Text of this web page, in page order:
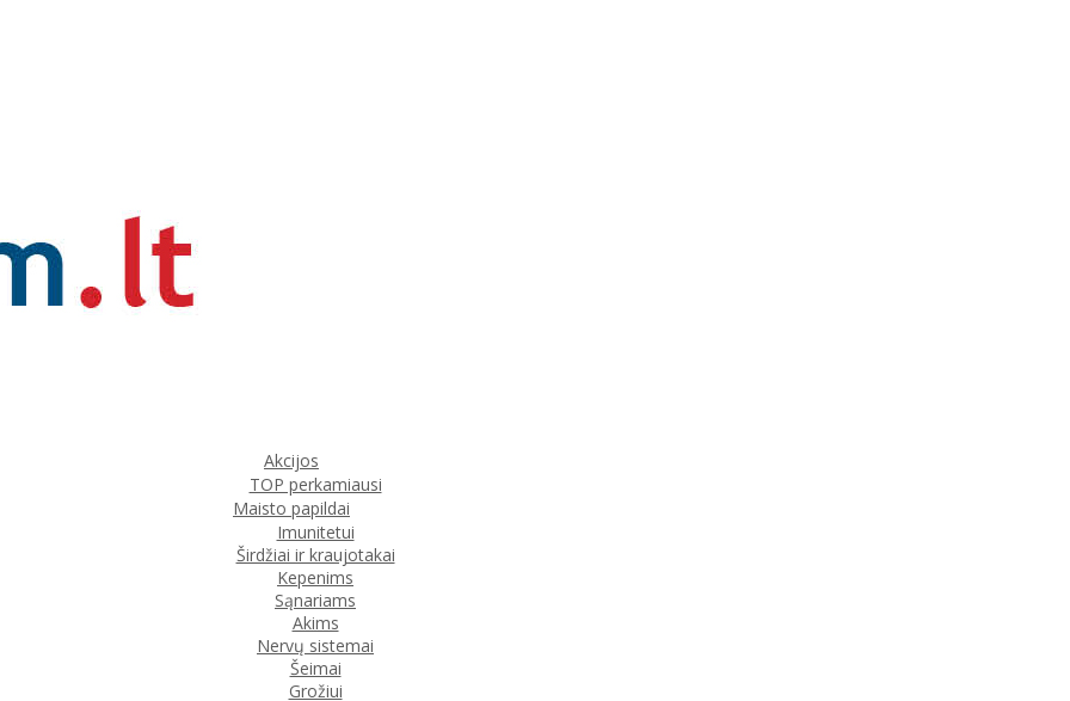
Akcijos
TOP perkamiausi
Maisto papildai
Imunitetui
Širdžiai ir kraujotakai
Kepenims
Sąnariams
Akims
Nervų sistemai
Šeimai
Grožiui